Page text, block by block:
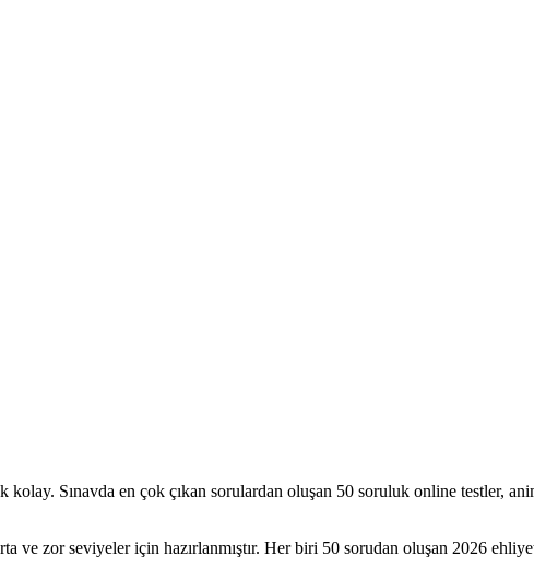
kolay. Sınavda en çok çıkan sorulardan oluşan 50 soruluk online testler,
zor seviyeler için hazırlanmıştır. Her biri 50 sorudan oluşan 2026 ehliyet